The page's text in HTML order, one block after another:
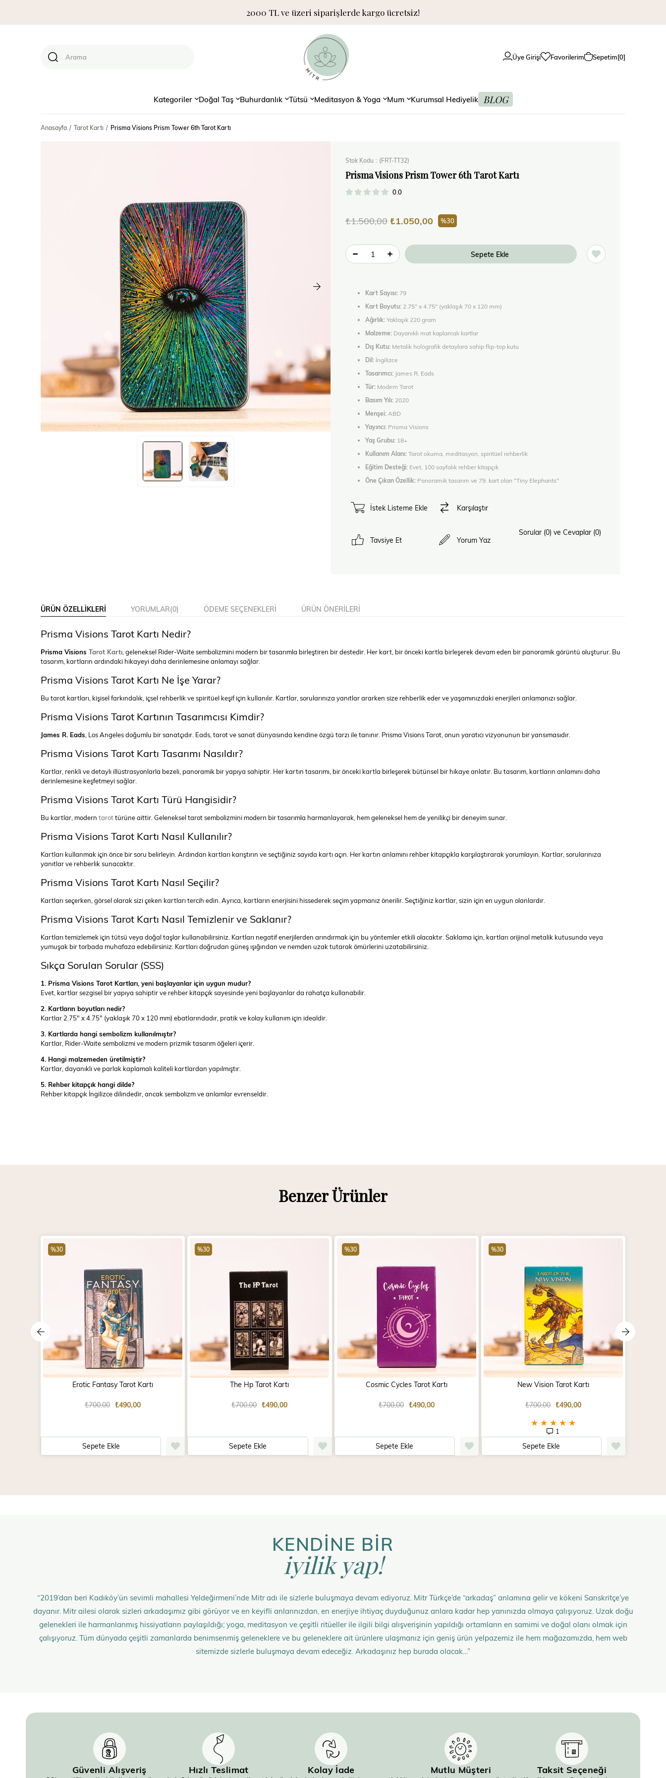
2000 TL ve üzeri siparişlerde kargo ücretsiz!
Üye Girişi Favorilerim Sepetim 0
Kategoriler Doğal Taş Buhurdanlık Tütsü Meditasyon & Yoga Mum Kurumsal Hediyelik BLOG
Anasayfa Tarot Kartı Prisma Visions Prism Tower 6th Tarot Kartı
Stok Kodu (FRT-TT32)
Prisma Visions Prism Tower 6th Tarot Kartı
0.0
₺1.500,00 ₺1.050,00 30
Kart Sayısı: 79
Kart Boyutu: 2.75" x 4.75" (yaklaşık 70 x 120 mm)
Ağırlık:Yaklaşık 220 gram
Malzeme: Dayanıklı mat kaplamalı kartlar
Dış Kutu: Metalik holografik detaylara sahip flip-top kutu
Dil: İngilizce
Tasarımcı: James R. Eads
Tür: Modern Tarot
Basım Yılı: 2020
Menşei: ABD
Yayıncı: Prisma Visions
Yaş Grubu: 18+
Kullanım Alanı:Tarot okuma, meditasyon, spiritüel rehberlik
Eğitim Desteği: Evet, 100 sayfalık rehber kitapçık
Öne Çıkan Özellik: Panoramik tasarım ve 79. kart olan "Tiny Elephants"
İstek Listeme Ekle Karşılaştır
Tavsiye Et Yorum Yaz
Sorular (0) ve Cevaplar (0)
ÜRÜN ÖZELLIKLERI YORUMLAR(0) ÖDEME SEÇENEKLERI ÜRÜN ÖNERILERI
Prisma Visions Tarot Kartı Nedir?
Prisma Visions Tarot Kartı, geleneksel Rider-Waite sembolizmini modern bir tasarımla birleştiren bir destedir. Her kart, bir önceki kartla birleşerek devam eden bir panoramik görüntü oluşturur. Bu
tasarım, kartların ardındaki hikayeyi daha derinlemesine anlamayı sağlar.
Prisma Visions Tarot Kartı Ne İşe Yarar?
Bu tarot kartları, kişisel farkındalık, içsel rehberlik ve spiritüel keşif için kullanılır. Kartlar, sorularınıza yanıtlar ararken size rehberlik eder ve yaşamınızdaki enerjileri anlamanızı sağlar.
Prisma Visions Tarot Kartının Tasarımcısı Kimdir?
James R. Eads, Los Angeles doğumlu bir sanatçıdır. Eads, tarot ve sanat dünyasında kendine özgü tarzı ile tanınır. Prisma Visions Tarot, onun yaratıcı vizyonunun bir yansımasıdır.
Prisma Visions Tarot Kartı Tasarımı Nasıldır?
Kartlar, renkli ve detaylı illüstrasyonlarla bezeli, panoramik bir yapıya sahiptir. Her kartın tasarımı, bir önceki kartla birleşerek bütünsel bir hikaye anlatır. Bu tasarım, kartların anlamını daha
derinlemesine keşfetmeyi sağlar.
Prisma Visions Tarot Kartı Türü Hangisidir?
Bu kartlar, modern tarottürüne aittir. Geleneksel tarot sembolizmini modern bir tasarımla harmanlayarak, hem geleneksel hem de yenilikçi bir deneyim sunar.
Prisma Visions Tarot Kartı Nasıl Kullanılır?
Kartları kullanmak için önce bir soru belirleyin. Ardından kartları karıştırın ve seçtiğiniz sayıda kartı açın. Her kartın anlamını rehber kitapçıkla karşılaştırarak yorumlayın. Kartlar, sorularınıza
yanıtlar ve rehberlik sunacaktır.
Prisma Visions Tarot Kartı Nasıl Seçilir?
Kartları seçerken, görsel olarak sizi çeken kartları tercih edin. Ayrıca, kartların enerjisini hissederek seçim yapmanız önerilir. Seçtiğiniz kartlar, sizin için en uygun olanlardır.
Prisma Visions Tarot Kartı Nasıl Temizlenir ve Saklanır?
Kartları temizlemek için tütsü veya doğal taşlar kullanabilirsiniz. Kartları negatif enerjilerden arındırmak için bu yöntemler etkili olacaktır. Saklama için, kartları orijinal metalik kutusunda veya
yumuşak bir torbada muhafaza edebilirsiniz. Kartları doğrudan güneş ışığından ve nemden uzak tutarak ömürlerini uzatabilirsiniz.
Sıkça Sorulan Sorular (SSS)
1. Prisma Visions Tarot Kartları, yeni başlayanlar için uygun mudur?
Evet, kartlar sezgisel bir yapıya sahiptir ve rehber kitapçık sayesinde yeni başlayanlar da rahatça kullanabilir.
2. Kartların boyutları nedir?
Kartlar 2.75" x 4.75" (yaklaşık 70 x 120 mm) ebatlarındadır, pratik ve kolay kullanım için idealdir.
3. Kartlarda hangi sembolizm kullanılmıştır?
Kartlar, Rider-Waite sembolizmi ve modern prizmik tasarım öğeleri içerir.
4. Hangi malzemeden üretilmiştir?
Kartlar, dayanıklı ve parlak kaplamalı kaliteli kartlardan yapılmıştır.
5. Rehber kitapçık hangi dilde?
Rehber kitapçık İngilizce dilindedir, ancak sembolizm ve anlamlar evrenseldir.
Benzer Ürünler
Erotic Fantasy Tarot Kartı
₺490,00
₺700,00
Sepete Ekle
%30
The Hp Tarot Kartı
₺490,00
₺700,00
Sepete Ekle
%30
Cosmic Cycles Tarot Kartı
₺490,00
₺700,00
Sepete Ekle
%30
New Vision Tarot Kartı
★ ★ ★ ★ ★
1
₺490,00
₺700,00
Sepete Ekle
%30
KENDİNE BİR
iyilik yap!
“2019’dan beri Kadıköy’ün sevimli mahallesi Yeldeğirmeni’nde Mitr adı ile sizlerle buluşmaya devam ediyoruz. Mitr Türkçe’de “arkadaş” anlamına gelir ve kökeni Sanskritçe’ye
dayanır. Mitr ailesi olarak sizleri arkadaşımız gibi görüyor ve en keyifli anlarınızdan, en enerjiye ihtiyaç duyduğunuz anlara kadar hep yanınızda olmaya çalışıyoruz. Uzak doğu
gelenekleri ile harmanlanmış hissiyatların paylaşıldığı; yoga, meditasyon ve çeşitli ritüeller ile ilgili bilgi alışverişinin yapıldığı ortamların en samimi ve doğal olanı olmak için
çalışıyoruz. Tüm dünyada çeşitli zamanlarda benimsenmiş geleneklere ve bu geleneklere ait ürünlere ulaşmanız için geniş ürün yelpazemiz ile hem mağazamızda, hem web
sitemizde sizlerle buluşmaya devam edeceğiz. Arkadaşınız hep burada olacak…”
Güvenli Alışveriş Hızlı Teslimat Kolay İade Mutlu Müşteri Taksit Seçeneği